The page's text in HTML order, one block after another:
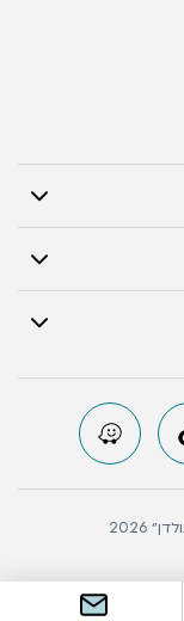
2026